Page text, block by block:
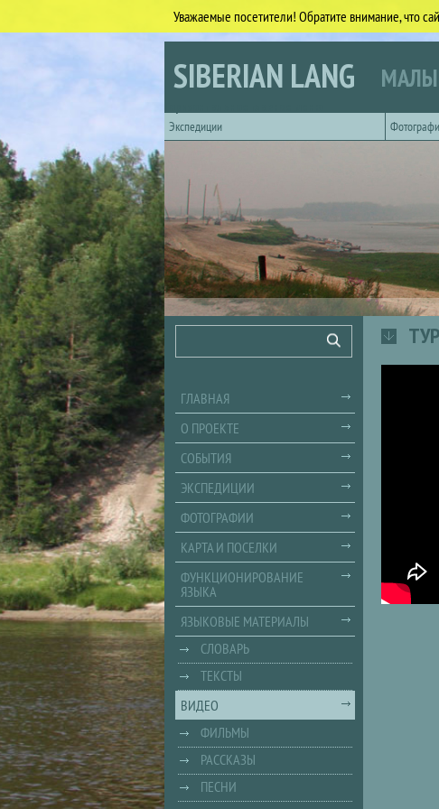
Уважаемые посетители! Обратите внимание, что
SIBERIAN LANG
Экспедиции
Поиск
ГЛАВНАЯ
О ПРОЕКТЕ
СОБЫТИЯ
ЭКСПЕДИЦИИ
ФОТОГРАФИИ
КАРТА И ПОСЕЛКИ
ФУНКЦИОНИРОВАНИЕ
ЯЗЫКА
ЯЗЫКОВЫЕ МАТЕРИАЛЫ
СЛОВАРЬ
ТЕКСТЫ
ВИДЕО
ФИЛЬМЫ
РАССКАЗЫ
ПЕСНИ